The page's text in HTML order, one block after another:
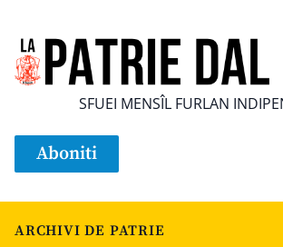
SFUEI MENSÎL FURLAN
Aboniti
ARCHIVI DE PATRIE